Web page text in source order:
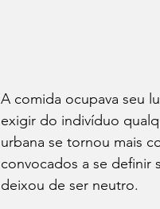
A comida ocupava seu
exigir do indivíduo
urbana se tornou mais
convocados a se
deixou de ser neutro.